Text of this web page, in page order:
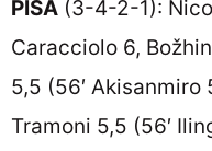
PISA (3-4-2-1):
Caracciolo 6,
5,5 (56′ Akisanmiro
Tramoni 5,5 (56′